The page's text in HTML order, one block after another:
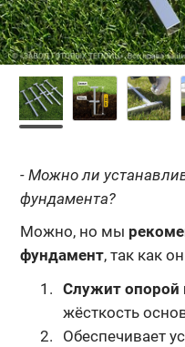
- Можно ли
фундамента?
Можно, но мы
фундамент, так как
Служит опорой
жёсткость
Обеспечивает